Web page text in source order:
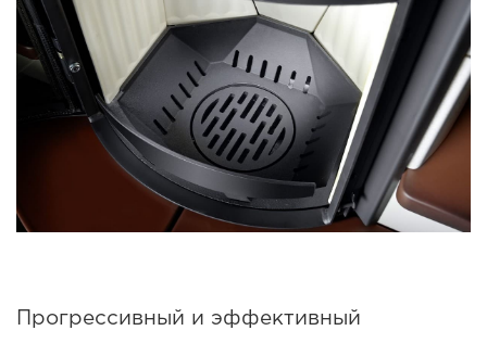
Прогрессивный и эффективный